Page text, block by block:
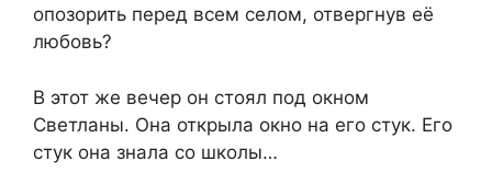
опозорить перед всем селом, отвергнув её
любовь?
В этот же вечер он стоял под окном
Светланы. Она открыла окно на его стук. Его
стук она знала со школы…